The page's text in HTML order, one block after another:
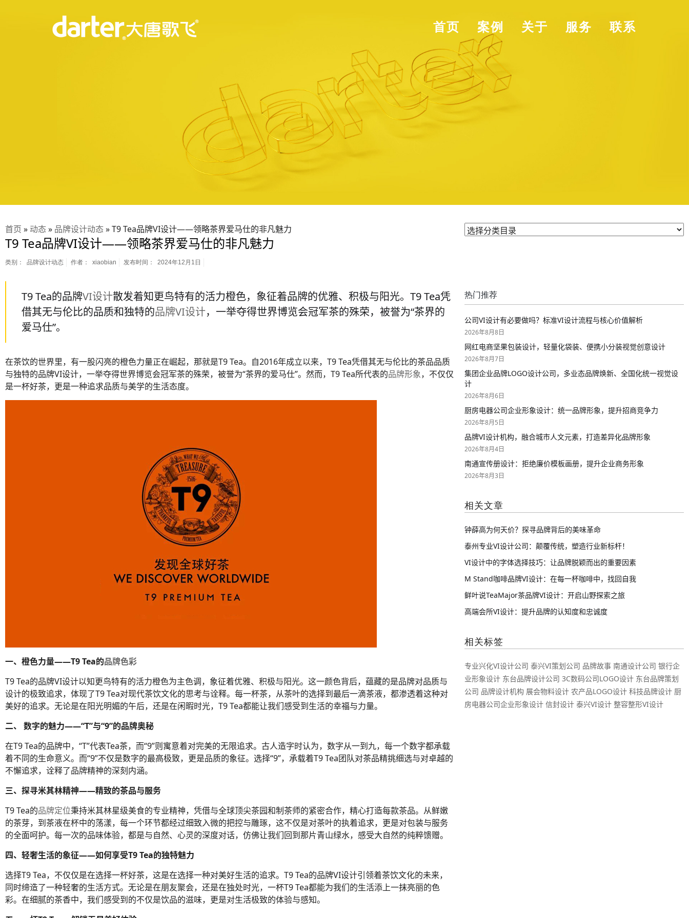
首页 案例 关于 服务 联系
首页 » 动态» 品牌设计动态»T9 Tea品牌VI设计——领略茶界爱马仕的非凡魅力
T9 Tea品牌VI设计——领略茶界爱马仕的非凡魅力
类别： 品牌设计动态 作者： xiaobian 发布时间： 2024年12月1日
T9 Tea的品牌VI设计散发着知更鸟特有的活力橙色，象征着品牌的优雅、积极与阳光。T9 Tea凭
借其无与伦比的品质和独特的品牌VI设计，一举夺得世界博览会冠军茶的殊荣，被誉为“茶界的
爱马仕”。
在茶饮的世界里，有一股闪亮的橙色力量正在崛起，那就是T9 Tea。自2016年成立以来，T9 Tea凭借其无与伦比的茶品品质
与独特的品牌VI设计，一举夺得世界博览会冠军茶的殊荣，被誉为“茶界的爱马仕”。然而，T9 Tea所代表的品牌形象，不仅仅
是一杯好茶，更是一种追求品质与美学的生活态度。
一、橙色力量——T9 Tea的品牌色彩
T9 Tea的品牌VI设计以知更鸟特有的活力橙色为主色调，象征着优雅、积极与阳光。这一颜色背后，蕴藏的是品牌对品质与
设计的极致追求，体现了T9 Tea对现代茶饮文化的思考与诠释。每一杯茶，从茶叶的选择到最后一滴茶液，都渗透着这种对
美好的追求。无论是在阳光明媚的午后，还是在闲暇时光，T9 Tea都能让我们感受到生活的幸福与力量。
二、 数字的魅力——“T”与“9”的品牌奥秘
在T9 Tea的品牌中，“T”代表Tea茶，而“9”则寓意着对完美的无限追求。古人造字时认为，数字从一到九，每一个数字都承载
着不同的生命意义。而“9”不仅是数字的最高极致，更是品质的象征。选择“9”，承载着T9 Tea团队对茶品精挑细选与对卓越的
不懈追求，诠释了品牌精神的深刻内涵。
三、探寻米其林精神——精致的茶品与服务
T9 Tea的品牌定位秉持米其林星级美食的专业精神，凭借与全球顶尖茶园和制茶师的紧密合作，精心打造每款茶品。从鲜嫩
的茶芽，到茶液在杯中的荡漾，每一个环节都经过细致入微的把控与雕琢，这不仅是对茶叶的执着追求，更是对包装与服务
的全面呵护。每一次的品味体验，都是与自然、心灵的深度对话，仿佛让我们回到那片青山绿水，感受大自然的纯粹馈赠。
四、轻奢生活的象征——如何享受T9 Tea的独特魅力
选择T9 Tea，不仅仅是在选择一杯好茶，这是在选择一种对美好生活的追求。T9 Tea的品牌VI设计引领着茶饮文化的未来，
同时缔造了一种轻奢的生活方式。无论是在朋友聚会，还是在独处时光，一杯T9 Tea都能为我们的生活添上一抹亮丽的色
彩。在细腻的茶香中，我们感受到的不仅是饮品的滋味，更是对生活极致的体验与感知。
分类目录
热门推荐
公司VI设计有必要做吗？标准VI设计流程与核心价值解析
2026年8月8日
网红电商坚果包装设计，轻量化袋装、便携小分装视觉创意设计
2026年8月7日
集团企业品牌LOGO设计公司，多业态品牌焕新、全国化统一视觉设
计
2026年8月6日
厨房电器公司企业形象设计：统一品牌形象，提升招商竞争力
2026年8月5日
品牌VI设计机构，融合城市人文元素，打造差异化品牌形象
2026年8月4日
南通宣传册设计：拒绝廉价模板画册，提升企业商务形象
2026年8月3日
相关文章
钟薛高为何天价？探寻品牌背后的美味革命
泰州专业VI设计公司：颠覆传统，塑造行业新标杆！
VI设计中的字体选择技巧：让品牌脱颖而出的重要因素
M Stand咖啡品牌VI设计：在每一杯咖啡中，找回自我
鲜叶说TeaMajor茶品牌VI设计：开启山野探索之旅
高端会所VI设计：提升品牌的认知度和忠诚度
相关标签
专业兴化VI设计公司 泰兴VI策划公司 品牌故事 南通设计公司 银行企
业形象设计 东台品牌设计公司 3C数码公司LOGO设计 东台品牌策划
公司 品牌设计机构 展会物料设计 农产品LOGO设计 科技品牌设计 厨
房电器公司企业形象设计 信封设计 泰兴VI设计 整容整形VI设计